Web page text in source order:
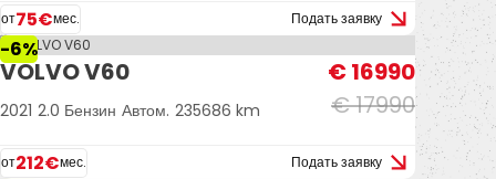
от75€мес. Подать заявку
-6%
VOLVO V60
€ 17990
€ 16990
2021 2.0 Бензин Автом. 235686 km
от212€мес. Подать заявку